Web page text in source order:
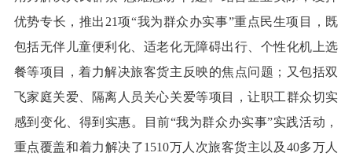
优势专长，推出21项“我为群众办实事”重点民生项目，既
包括无伴儿童便利化、适老化无障碍出行、个性化机上选
餐等项目，着力解决旅客货主反映的焦点问题；又包括双
飞家庭关爱、隔离人员关心关爱等项目，让职工群众切实
感到变化、得到实惠。目前“我为群众办实事”实践活动，
重点覆盖和着力解决了1510万人次旅客货主以及40多万人